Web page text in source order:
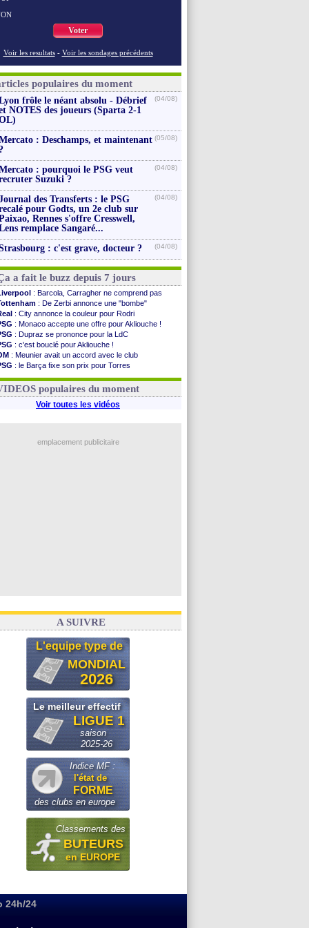
Voter
Voir les resultats - Voir les sondages précédents
populaires du moment
frôle le néant absolu - Débrief
NOTES des joueurs (Sparta 2-1
(04/08)
: Deschamps, et maintenant (05/08)
: pourquoi le PSG veut
Suzuki ?
(04/08)
des Transferts : le PSG
pour Godts, un 2e club sur
Rennes s'offre Cresswell,
remplace Sangaré...
(04/08)
: c'est grave, docteur ? (04/08)
a fait le buzz depuis 7 jours
: Barcola, Carragher ne comprend pas
: De Zerbi annonce une "bombe"
: City annonce la couleur pour Rodri
: Monaco accepte une offre pour Akliouche !
: Dupraz se prononce pour la LdC
: c'est bouclé pour Akliouche !
: Meunier avait un accord avec le club
: le Barça fixe son prix pour Torres
: Torres souhaite rejoindre le PSG !
populaires du moment
Voir toutes les vidéos
emplacement publicitaire
A SUIVRE
L'equipe type de
MONDIAL
2026
Le meilleur effectif
LIGUE 1
saison
2025-26
Indice MF :
l'état de
FORME
des clubs en europe
Classements des
BUTEURS
en EUROPE
24h/24